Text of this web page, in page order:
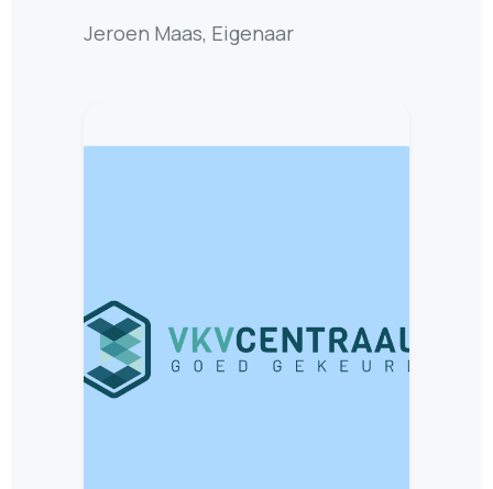
Jeroen Maas, Eigenaar